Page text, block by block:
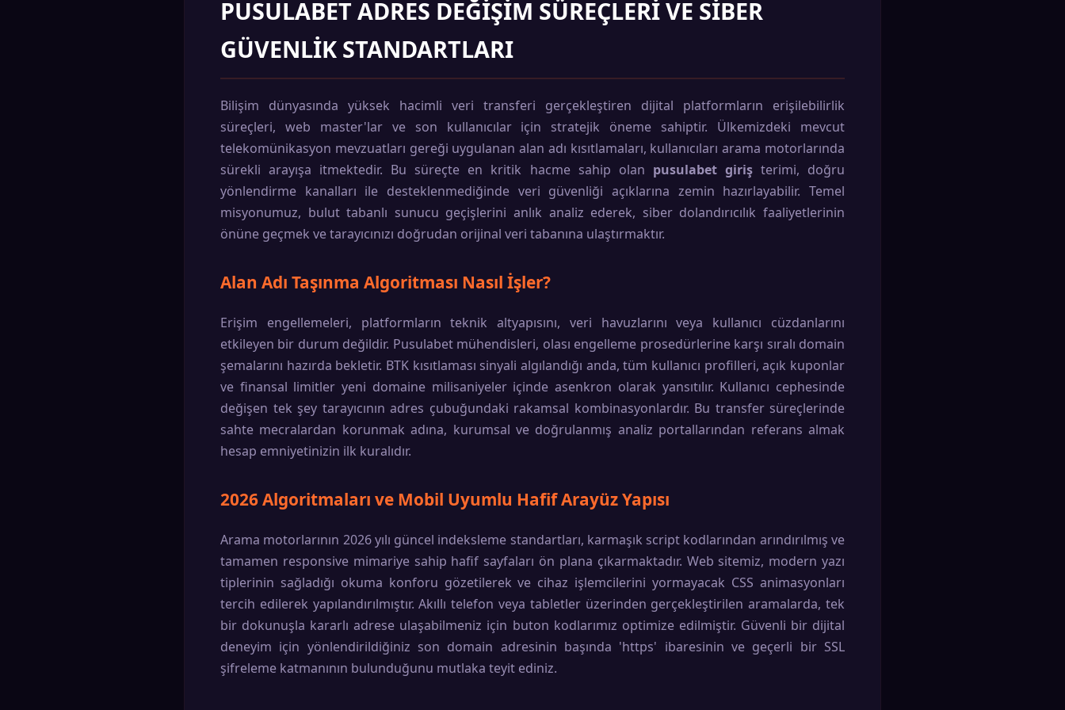
PUSULABET ADRES DEĞIŞIM SÜREÇLERI VE SIBER
GÜVENLIK STANDARTLARI
Bilişim dünyasında yüksek hacimli veri transferi gerçekleştiren dijital platformların erişilebilirlik
süreçleri, web master'lar ve son kullanıcılar için stratejik öneme sahiptir. Ülkemizdeki mevcut
telekomünikasyon mevzuatları gereği uygulanan alan adı kısıtlamaları, kullanıcıları arama motorlarında
sürekli arayışa itmektedir. Bu süreçte en kritik hacme sahip olan pusulabet girişterimi, doğru
yönlendirme kanalları ile desteklenmediğinde veri güvenliği açıklarına zemin hazırlayabilir. Temel
misyonumuz, bulut tabanlı sunucu geçişlerini anlık analiz ederek, siber dolandırıcılık faaliyetlerinin
önüne geçmek ve tarayıcınızı doğrudan orijinal veri tabanına ulaştırmaktır.
Alan Adı Taşınma Algoritması Nasıl İşler?
Erişim engellemeleri, platformların teknik altyapısını, veri havuzlarını veya kullanıcı cüzdanlarını
etkileyen bir durum değildir. Pusulabet mühendisleri, olası engelleme prosedürlerine karşı sıralı domain
şemalarını hazırda bekletir. BTK kısıtlaması sinyali algılandığı anda, tüm kullanıcı profilleri, açık kuponlar
ve finansal limitler yeni domaine milisaniyeler içinde asenkron olarak yansıtılır. Kullanıcı cephesinde
değişen tek şey tarayıcının adres çubuğundaki rakamsal kombinasyonlardır. Bu transfer süreçlerinde
sahte mecralardan korunmak adına, kurumsal ve doğrulanmış analiz portallarından referans almak
hesap emniyetinizin ilk kuralıdır.
2026 Algoritmaları ve Mobil Uyumlu Hafif Arayüz Yapısı
Arama motorlarının 2026 yılı güncel indeksleme standartları, karmaşık script kodlarından arındırılmış ve
tamamen responsive mimariye sahip hafif sayfaları ön plana çıkarmaktadır. Web sitemiz, modern yazı
tiplerinin sağladığı okuma konforu gözetilerek ve cihaz işlemcilerini yormayacak CSS animasyonları
tercih edilerek yapılandırılmıştır. Akıllı telefon veya tabletler üzerinden gerçekleştirilen aramalarda, tek
bir dokunuşla kararlı adrese ulaşabilmeniz için buton kodlarımız optimize edilmiştir. Güvenli bir dijital
deneyim için yönlendirildiğiniz son domain adresinin başında 'https' ibaresinin ve geçerli bir SSL
şifreleme katmanının bulunduğunu mutlaka teyit ediniz.